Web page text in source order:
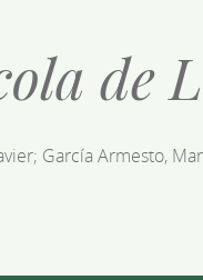
de
García Armesto,